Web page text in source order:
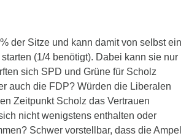
der Sitze und kann damit von selbst ein
(1/4 benötigt). Dabei kann sie nur
sich SPD und Grüne für Scholz
auch die FDP? Würden die Liberalen
Zeitpunkt Scholz das Vertrauen
nicht wenigstens enthalten oder
Schwer vorstellbar, dass die Ampel